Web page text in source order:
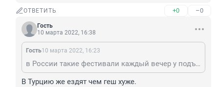
ОТВЕТИТЬ +0 –0
Гость
10 марта 2022, 16:38
Гость10 марта 2022, 16:23
в России такие фестивали каждый вечер у подъездов, смысла в геш ехать нет
В Турцию же ездят чем геш хуже.